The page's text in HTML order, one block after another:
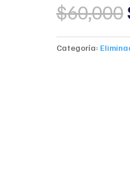
$60,000
Categoría: